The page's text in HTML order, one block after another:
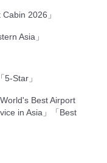
2026」
Asia」
Star」
Best Airport
in Asia」「Best